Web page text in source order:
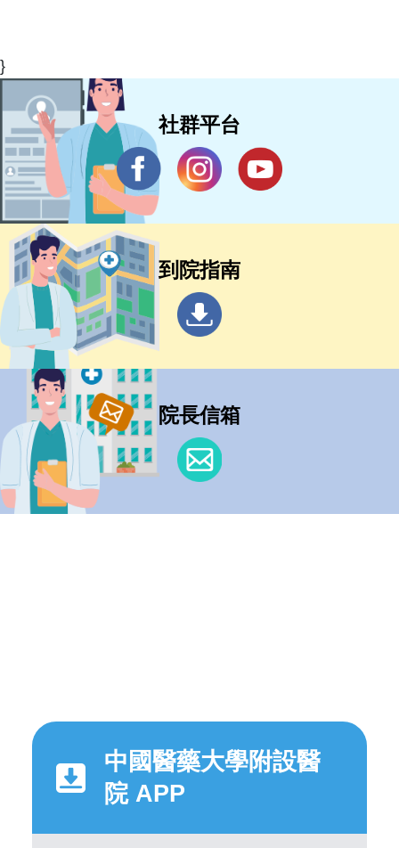
}
社群平台
到院指南
院長信箱
中國醫藥大學附設醫
院 APP